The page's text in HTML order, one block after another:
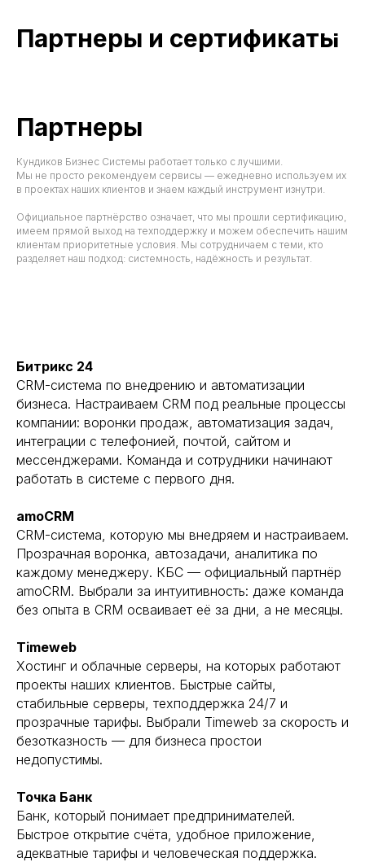
Партнеры и сертификаты
Партнеры
Кундиков Бизнес Системы работает только с лучшими.
Мы не просто рекомендуем сервисы — ежедневно используем их
в проектах наших клиентов и знаем каждый инструмент изнутри.
Официальное партнёрство означает, что мы прошли сертификацию,
имеем прямой выход на техподдержку и можем обеспечить нашим
клиентам приоритетные условия. Мы сотрудничаем с теми, кто
разделяет наш подход: системность, надёжность и результат.
Битрикс 24
CRM-система по внедрению и автоматизации
бизнеса. Настраиваем CRM под реальные процессы
компании: воронки продаж, автоматизация задач,
интеграции с телефонией, почтой, сайтом и
мессенджерами. Команда и сотрудники начинают
работать в системе с первого дня.
amoCRM
CRM-система, которую мы внедряем и настраиваем.
Прозрачная воронка, автозадачи, аналитика по
каждому менеджеру. КБС — официальный партнёр
amoCRM. Выбрали за интуитивность: даже команда
без опыта в CRM осваивает её за дни, а не месяцы.
Timeweb
Хостинг и облачные серверы, на которых работают
проекты наших клиентов. Быстрые сайты,
стабильные серверы, техподдержка 24/7 и
прозрачные тарифы. Выбрали Timeweb за скорость и
безотказность — для бизнеса простои
недопустимы.
Точка Банк
Банк, который понимает предпринимателей.
Быстрое открытие счёта, удобное приложение,
адекватные тарифы и человеческая поддержка.